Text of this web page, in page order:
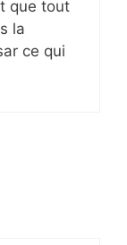
que tout
la
ce qui